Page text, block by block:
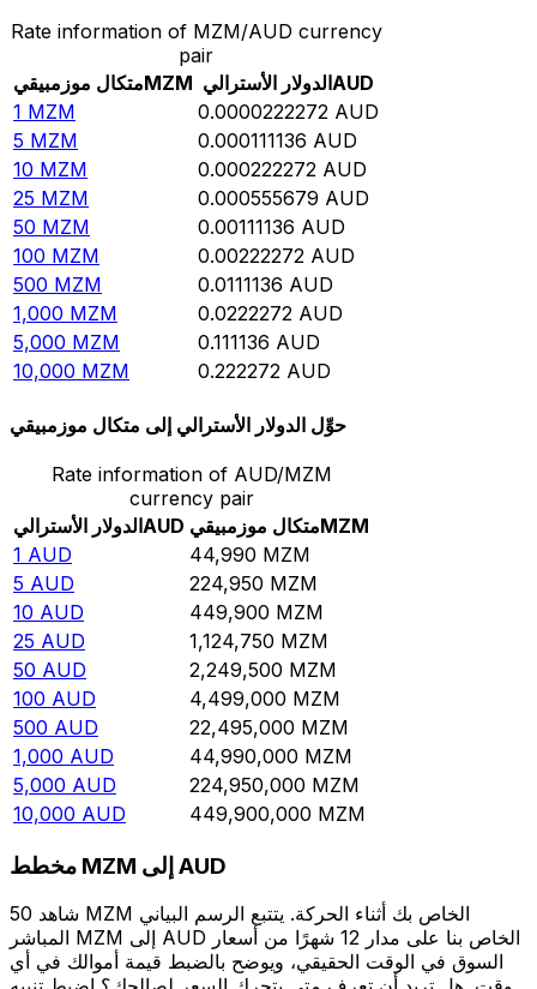
Rate information of MZM/AUD currency
pair
متكال موزمبيقيMZM الدولار الأستراليAUD
1 MZM 0.0000222272 AUD
5 MZM 0.000111136 AUD
10 MZM 0.000222272 AUD
25 MZM 0.000555679 AUD
50 MZM 0.00111136 AUD
100 MZM 0.00222272 AUD
500 MZM 0.0111136 AUD
1,000 MZM 0.0222272 AUD
5,000 MZM 0.111136 AUD
10,000 MZM 0.222272 AUD
حوِّل الدولار الأسترالي إلى متكال موزمبيقي
Rate information of AUD/MZM
currency pair
الدولار الأستراليAUD متكال موزمبيقيMZM
1 AUD 44,990 MZM
5 AUD 224,950 MZM
10 AUD 449,900 MZM
25 AUD 1,124,750 MZM
50 AUD 2,249,500 MZM
100 AUD 4,499,000 MZM
500 AUD 22,495,000 MZM
1,000 AUD 44,990,000 MZM
5,000 AUD 224,950,000 MZM
10,000 AUD 449,900,000 MZM
مخطط MZM إلى AUD
شاهد 50 MZM الخاص بك أثناء الحركة. يتتبع الرسم البياني
المباشر MZM إلى AUD الخاص بنا على مدار 12 شهرًا من أسعار
السوق في الوقت الحقيقي، ويوضح بالضبط قيمة أموالك في أي